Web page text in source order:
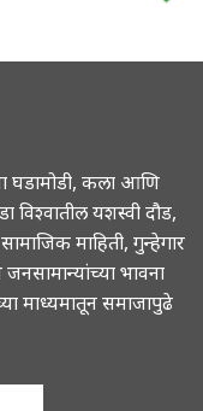
घडामोडी, कला आणि
विश्वातील यशस्वी दौड,
माहिती, गुन्हेगार
भावना
माध्यमातून समाजापुढे